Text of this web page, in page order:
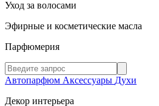
Уход за волосами
Эфирные и косметические масла
Парфюмерия
Автопарфюм Аксессуары Духи
Декор интерьера